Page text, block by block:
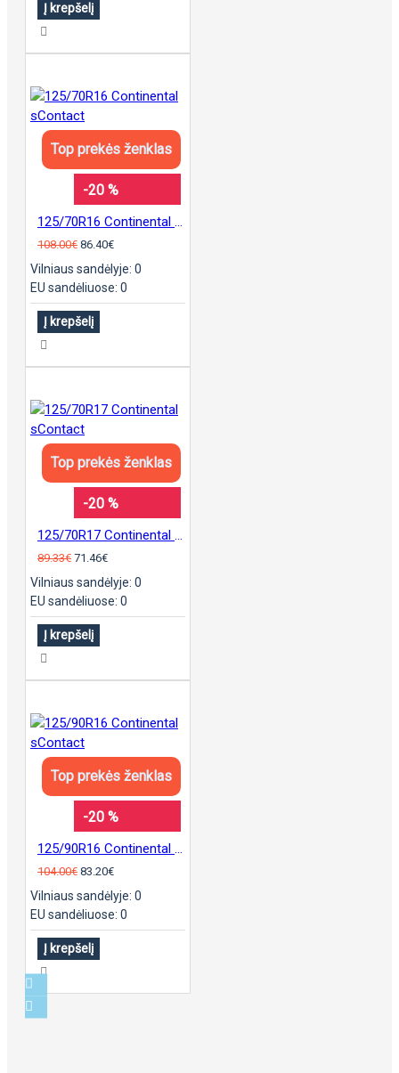
Į krepšelį
Top prekės ženklas
-20 %
108.00€ 86.40€
Vilniaus sandėlyje: 0
EU sandėliuose: 0
Į krepšelį
Top prekės ženklas
-20 %
89.33€ 71.46€
Vilniaus sandėlyje: 0
EU sandėliuose: 0
Į krepšelį
Top prekės ženklas
-20 %
104.00€ 83.20€
Vilniaus sandėlyje: 0
EU sandėliuose: 0
Į krepšelį